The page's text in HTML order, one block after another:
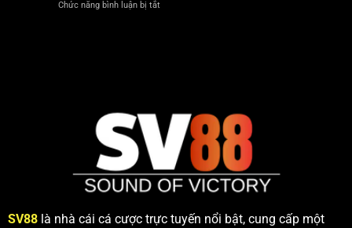
ưu
cho
SV88
của
bạn
Chức năng bình luận bị tắtở
Bảo
niềm
tin
người
chơi
SV88là nhà cái cá cược trực tuyến nổi bật, cung cấp một